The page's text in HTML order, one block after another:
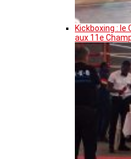
Kickboxing : le
aux 11e